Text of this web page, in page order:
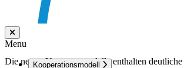
Menu
Kooperationsmodell
Die neuen Nutzungsmodelle enthalten